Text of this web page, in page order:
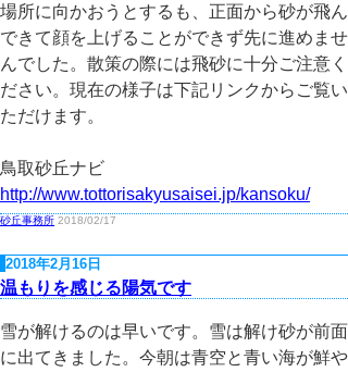
場所に向かおうとするも、正面から砂が飛ん
できて顔を上げることができず先に進めませ
んでした。散策の際には飛砂に十分ご注意く
ださい。現在の様子は下記リンクからご覧い
ただけます。
鳥取砂丘ナビ
http://www.tottorisakyusaisei.jp/kansoku/
砂丘事務所 2018/02/17
2018年2月16日
温もりを感じる陽気です
雪が解けるのは早いです。雪は解け砂が前面
に出てきました。今朝は青空と青い海が鮮や